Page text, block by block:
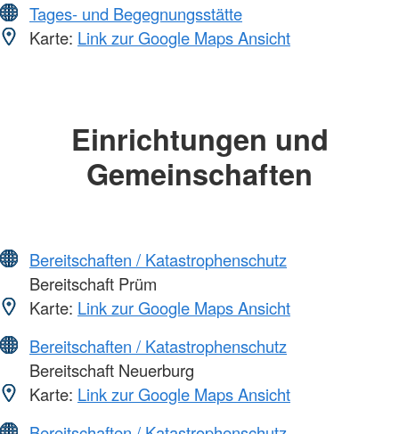
Tages- und Begegnungsstätte
Karte: Link zur Google Maps Ansicht
Einrichtungen und
Gemeinschaften
Bereitschaften / Katastrophenschutz
Bereitschaft Prüm
Karte: Link zur Google Maps Ansicht
Bereitschaften / Katastrophenschutz
Bereitschaft Neuerburg
Karte: Link zur Google Maps Ansicht